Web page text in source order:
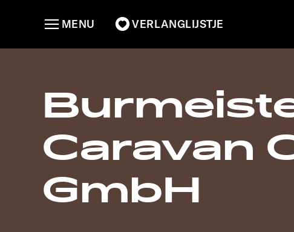
VERLANGLIJSTJE
MENU
Caravan
GmbH